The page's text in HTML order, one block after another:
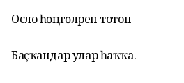
Осло һөңгөләрен тотоп
Баҫҡандар улар һаҡҡа.